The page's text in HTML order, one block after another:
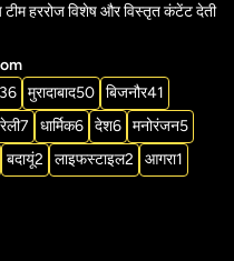
हररोज विशेष और विस्तृत कंटेंट देती
मुरादाबाद50 बिजनौर41
7 धार्मिक6 देश6 मनोरंजन5
बदायूं2 लाइफस्टाइल2 आगरा1